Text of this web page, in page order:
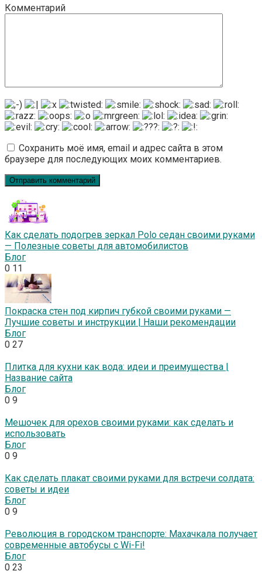
Комментарий
Сохранить моё имя, email и адрес сайта в этом
браузере для последующих моих комментариев.
Как сделать подогрев зеркал Polo седан своими руками
— Полезные советы для автомобилистов
Блог
0 11
Покраска стен под кирпич губкой своими руками —
Лучшие советы и инструкции | Наши рекомендации
Блог
0 27
Плитка для кухни как вода: идеи и преимущества |
Название сайта
Блог
0 9
Мешочек для орехов своими руками: как сделать и
использовать
Блог
0 9
Как сделать плакат своими руками для встречи солдата:
советы и идеи
Блог
0 9
Революция в городском транспорте: Махачкала получает
современные автобусы с Wi-Fi!
Блог
0 23